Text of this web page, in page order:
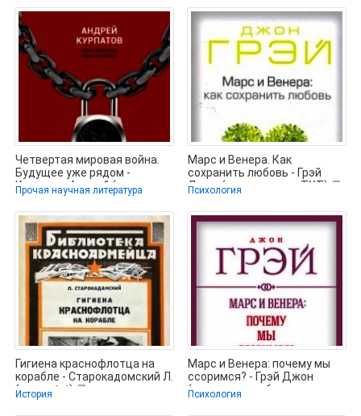
Четвертая мировая война.
Будущее уже рядом -
Курпатов Андрей (читать
книги без
Прочая научная литература
Марс и Венера. Как
сохранить любовь - Грэй
Джон (лучшие книги TXT) 📗
Психология
Гигиена краснофлотца на
корабле - Старокадомский Л.
(книги .txt) 📗
История
Марс и Венера: почему мы
ссоримся? - Грэй Джон
(читать книги без
Психология